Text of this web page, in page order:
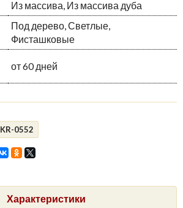
Из массива, Из массива дуба
Под дерево, Светлые,
Фисташковые
от 60 дней
KR-0552
Характеристики